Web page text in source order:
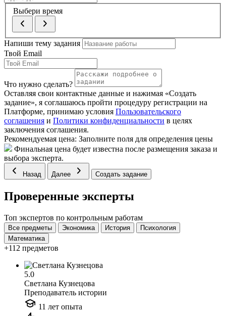
Выбери время
Напиши тему задания
Твой Email
Что нужно сделать?
Оставляя свои контактные данные и нажимая «Создать
задание», я соглашаюсь пройти процедуру регистрации на
Платформе, принимаю условия Пользовательского
соглашения и Политики конфиденциальности в целях
заключения соглашения.
Рекомендуемая цена: Заполните поля для определения цены
Финальная цена будет известна после размещения заказа и
выбора эксперта.
Назад Далее Создать задание
Проверенные эксперты
Топ экспертов по контрольным работам
Все предметы Экономика История
Психология
Математика
+112 предметов
5.0
Светлана Кузнецова
Преподаватель истории
11 лет опыта